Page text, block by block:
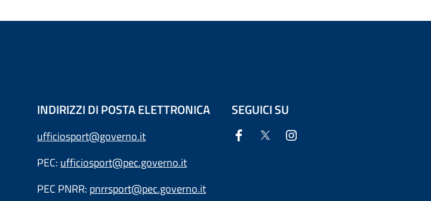
INDIRIZZI DI POSTA ELETTRONICA
ufficiosport@governo.it
PEC: ufficiosport@pec.governo.it
PEC PNRR: pnrrsport@pec.governo.it
SEGUICI SU